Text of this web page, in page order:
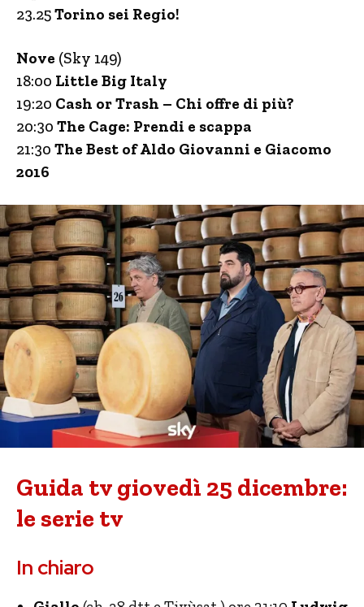
23.25Torino sei Regio!
Nove (Sky 149)
18:00 Little Big Italy
19:20 Cash or Trash – Chi offre di più?
20:30 The Cage: Prendi e scappa
21:30 The Best of Aldo Giovanni e Giacomo
2016
Guida tv giovedì 25 dicembre:
le serie tv
In chiaro